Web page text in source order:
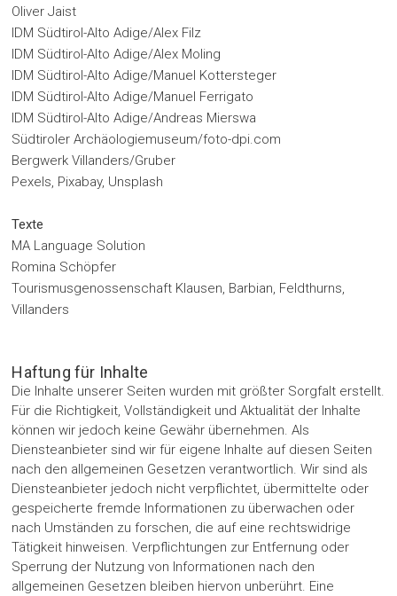
Oliver Jaist
IDM Südtirol-Alto Adige/Alex Filz
IDM Südtirol-Alto Adige/Alex Moling
IDM Südtirol-Alto Adige/Manuel Kottersteger
IDM Südtirol-Alto Adige/Manuel Ferrigato
IDM Südtirol-Alto Adige/Andreas Mierswa
Südtiroler Archäologiemuseum/foto-dpi.com
Bergwerk Villanders/Gruber
Pexels, Pixabay, Unsplash
Texte
MA Language Solution
Romina Schöpfer
Tourismusgenossenschaft Klausen, Barbian, Feldthurns,
Villanders
Haftung für Inhalte
Die Inhalte unserer Seiten wurden mit größter Sorgfalt erstellt.
Für die Richtigkeit, Vollständigkeit und Aktualität der Inhalte
können wir jedoch keine Gewähr übernehmen. Als
Diensteanbieter sind wir für eigene Inhalte auf diesen Seiten
nach den allgemeinen Gesetzen verantwortlich. Wir sind als
Diensteanbieter jedoch nicht verpflichtet, übermittelte oder
gespeicherte fremde Informationen zu überwachen oder
nach Umständen zu forschen, die auf eine rechtswidrige
Tätigkeit hinweisen. Verpflichtungen zur Entfernung oder
Sperrung der Nutzung von Informationen nach den
allgemeinen Gesetzen bleiben hiervon unberührt. Eine